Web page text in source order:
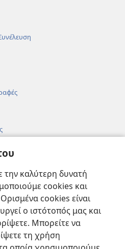
την καλύτερη δυνατή
cookies και
cookies είναι
ο ιστότοπός μας και
Μπορείτε να
τη χρήση
Φορείς και ΜΜΕ
της Σκοπιάς™